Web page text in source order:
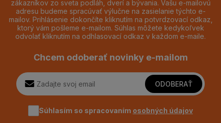
zákazníkov zo sveta podláh, dverí a bývania. Vašu e-mailovú
adresu budeme spracúvať výlučne na zasielanie týchto e-
mailov. Prihlásenie dokončíte kliknutím na potvrdzovací odkaz,
ktorý vám pošleme e-mailom. Súhlas môžete kedykoľvek
odvolať kliknutím na odhlasovací odkaz v každom e-maile.
Chcem odoberať novinky e-mailom
ODOBERAŤ
Súhlasím so spracovaním osobných údajov